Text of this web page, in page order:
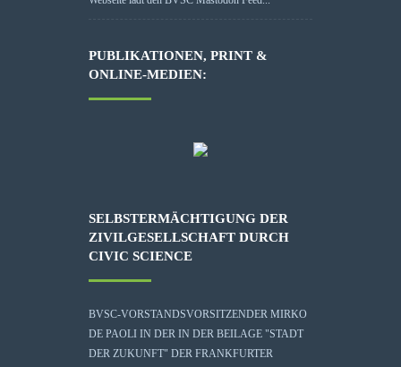
PUBLIKATIONEN, PRINT &
ONLINE-MEDIEN:
SELBSTERMÄCHTIGUNG DER
ZIVILGESELLSCHAFT DURCH
CIVIC SCIENCE
BVSC-VORSTANDSVORSITZENDER MIRKO
DE PAOLI IN DER IN DER BEILAGE "STADT
DER ZUKUNFT" DER FRANKFURTER